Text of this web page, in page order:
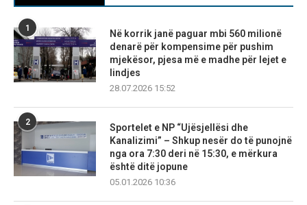
1
Në korrik janë paguar mbi 560 milionë
denarë për kompensime për pushim
mjekësor, pjesa më e madhe për lejet e
lindjes
28.07.2026 15:52
2
Sportelet e NP “Ujësjellësi dhe
Kanalizimi” – Shkup nesër do të punojnë
nga ora 7:30 deri në 15:30, e mërkura
është ditë jopune
05.01.2026 10:36